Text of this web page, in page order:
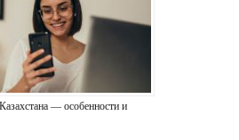
— особенности и